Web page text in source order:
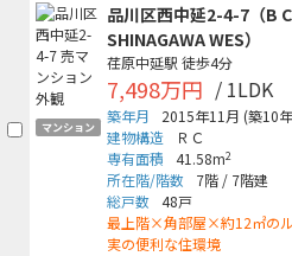
マンション
品川区西中延2-4-7（B
SHINAGAWA WES）
荏原中延駅 徒歩4分
7,498万円 / 1LDK
築年月 2015年11月 (築10
建物構造
ＲＣ
専有面積
41.58m2
所在階/階数 7階 / 7階建
総戸数 48戸
最上階×角部屋×約12㎡の
実の便利な住環境